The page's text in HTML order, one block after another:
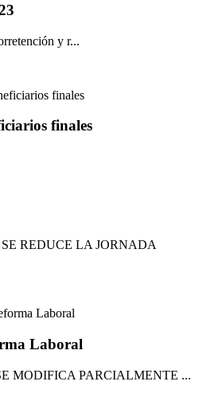
y r...
finales
REDUCE LA JORNADA
Laboral
MODIFICA PARCIALMENTE ...